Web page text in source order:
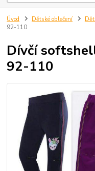
Úvod Dětské oblečení
92-110
Dívčí
92-110